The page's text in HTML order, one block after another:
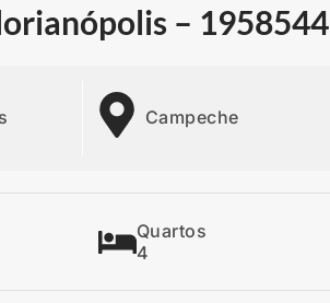
– 1958544
Campeche
Quartos
4